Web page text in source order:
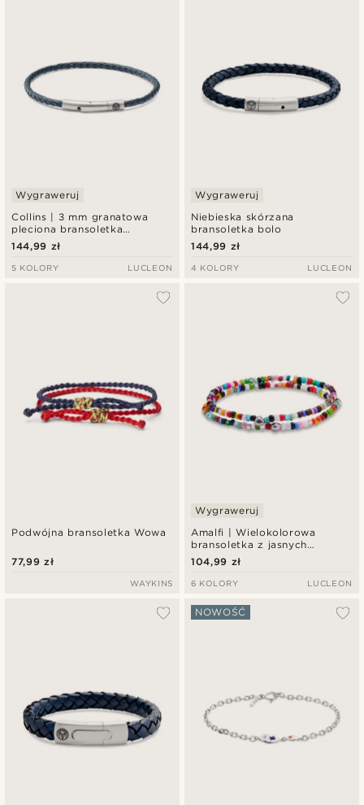
Collins | 3 mm granatowa
pleciona bransoletka
skórzana
Wygraweruj
144,99 zł
5 KOLORY LUCLEON
Niebieska skórzana
bransoletka bolo
Wygraweruj
144,99 zł
4 KOLORY LUCLEON
Podwójna bransoletka Wowa
77,99 zł
WAYKINS
Amalfi | Wielokolorowa
bransoletka z jasnych
szklanych koralików
Wygraweruj
104,99 zł
6 KOLORY LUCLEON
NOWOŚĆ